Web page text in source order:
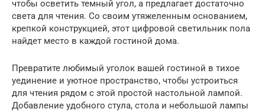
чтобы осветить темный угол, а предлагает достаточно
света для чтения. Со своим утяжеленным основанием,
крепкой конструкцией, этот цифровой светильник пола
найдет место в каждой гостиной дома.
Превратите любимый уголок вашей гостиной в тихое
уединение и уютное пространство, чтобы устроиться
для чтения рядом с этой простой настольной лампой.
Добавление удобного стула, стола и небольшой лампы